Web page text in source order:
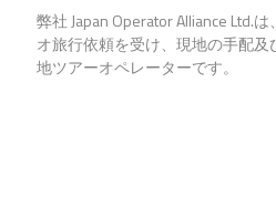
弊社 Japan Operator Alliance Ltd.
オ旅行依頼を受け、現地の手配
地ツアーオペレーターです。